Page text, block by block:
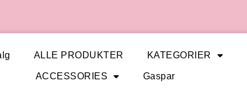
ALLE PRODUKTER KATEGORIER
ACCESSORIES Gaspar